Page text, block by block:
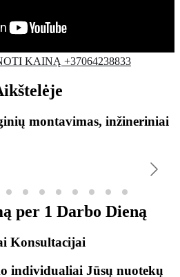
KAINĄ +37064238833
montavimas, inžineriniai
per 1 Darbo Dieną
Konsultacijai
individualiai Jūsų nuotekų